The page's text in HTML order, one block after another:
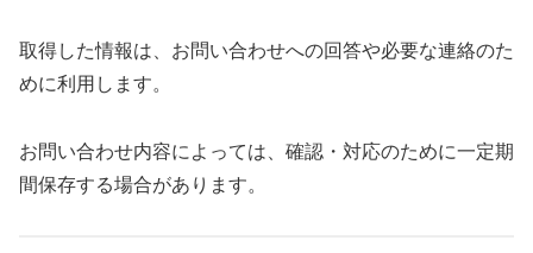
取得した情報は、お問い合わせへの回答や必要な連絡のた
めに利用します。
お問い合わせ内容によっては、確認・対応のために一定期
間保存する場合があります。